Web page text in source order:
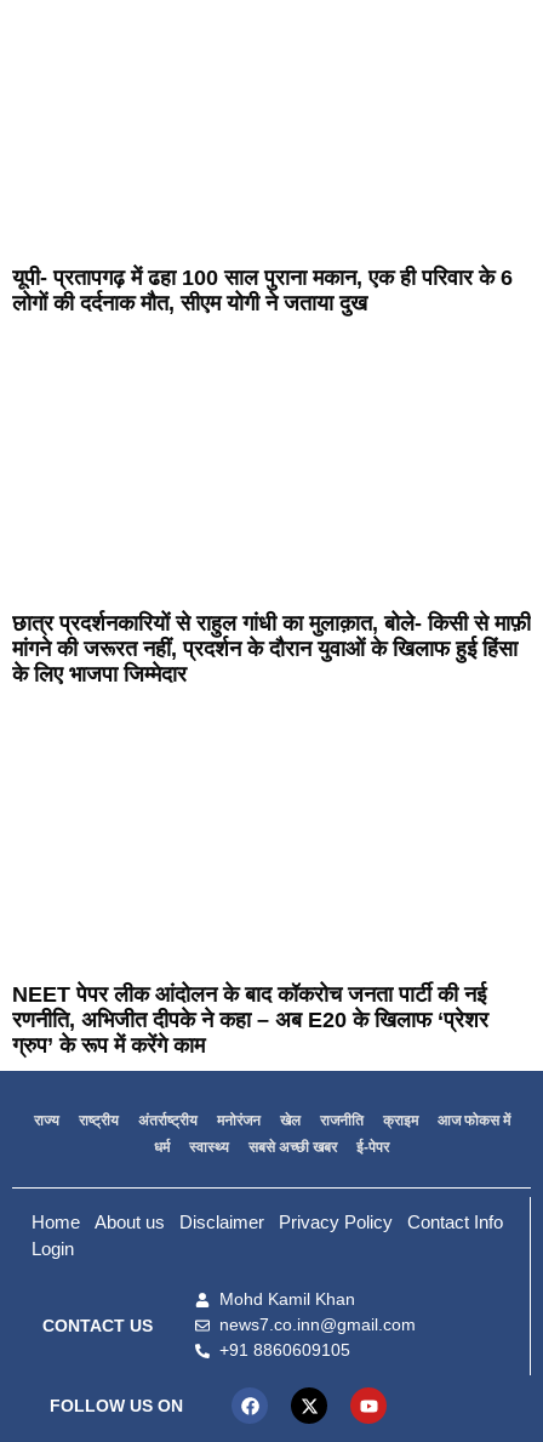
यूपी- प्रतापगढ़ में ढहा 100 साल पुराना मकान, एक ही परिवार के 6
लोगों की दर्दनाक मौत, सीएम योगी ने जताया दुख
छात्र प्रदर्शनकारियों से राहुल गांधी का मुलाक़ात, बोले- किसी से माफ़ी
मांगने की जरूरत नहीं, प्रदर्शन के दौरान युवाओं के खिलाफ हुई हिंसा
के लिए भाजपा जिम्मेदार
NEET पेपर लीक आंदोलन के बाद कॉकरोच जनता पार्टी की नई
रणनीति, अभिजीत दीपके ने कहा – अब E20 के खिलाफ ‘प्रेशर
ग्रुप’ के रूप में करेंगे काम
राज्य राष्ट्रीय अंतर्राष्ट्रीय मनोरंजन खेल राजनीति क्राइम
आज फोकस में
धर्म
स्वास्थ्य सबसे अच्छी खबर ई-पेपर
Home About us Disclaimer Privacy Policy
Contact Info
Login
CONTACT US
Mohd Kamil Khan
news7.co.inn@gmail.com
+91 8860609105
FOLLOW US ON